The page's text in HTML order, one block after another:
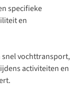
specifieke
en
vochttransport,
activiteiten en